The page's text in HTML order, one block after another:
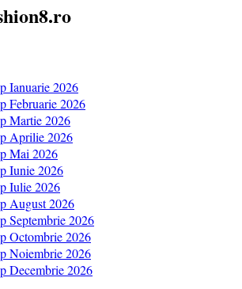
Ianuarie 2026
Februarie 2026
Martie 2026
Aprilie 2026
Mai 2026
Iunie 2026
Iulie 2026
August 2026
Septembrie 2026
Octombrie 2026
Noiembrie 2026
Decembrie 2026